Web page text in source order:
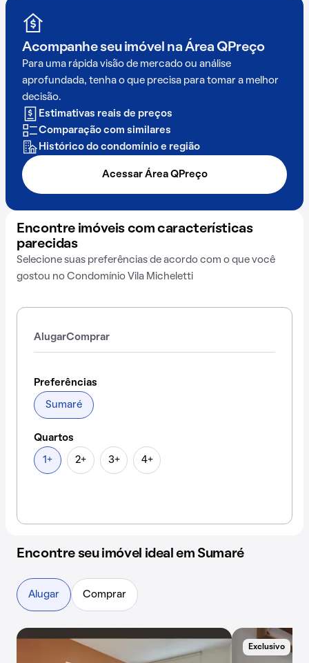
Acompanhe seu imóvel na Área QPreço
Para uma rápida visão de mercado ou análise
aprofundada, tenha o que precisa para tomar a melhor
decisão.
Estimativas reais de preços
Comparação com similares
Histórico do condomínio e região
Acessar Área QPreço
Encontre imóveis com características
parecidas
Selecione suas preferências de acordo com o que você
gostou no Condomínio Vila Micheletti
AlugarComprar
Preferências
Sumaré
Quartos
1+ 2+ 3+ 4+
Encontre seu imóvel ideal em Sumaré
Exclusivo
Alugar Comprar